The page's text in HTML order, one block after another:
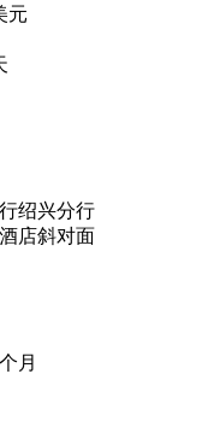
元
绍兴分行
店斜对面
月